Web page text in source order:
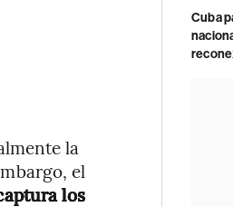
la
el
los
Cuba